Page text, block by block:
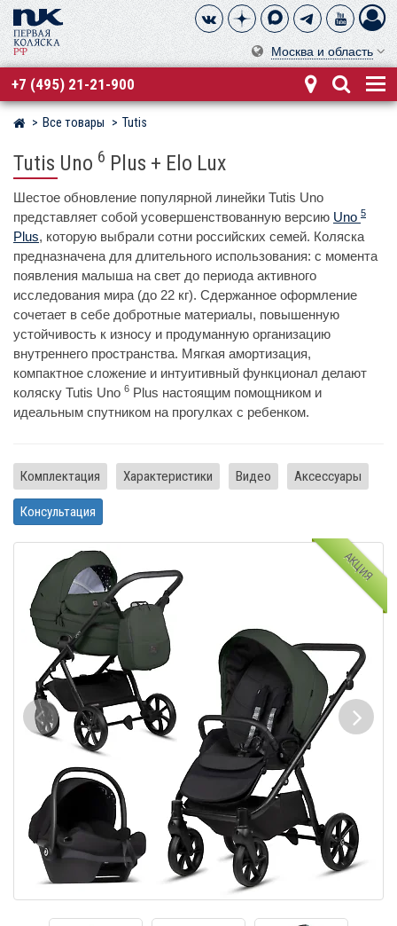
Москва и область
+7 (495) 21-21-900
Магазин детских колясок
Все товары Tutis
Tutis Uno 6 Plus + Elo Lux
Шестое обновление популярной линейки Tutis Uno
представляет собой усовершенствованную версию Uno 5
Plus, которую выбрали сотни российских семей. Коляска
предназначена для длительного использования: с момента
появления малыша на свет до периода активного
исследования мира (до 22 кг). Сдержанное оформление
сочетает в себе добротные материалы, повышенную
устойчивость к износу и продуманную организацию
внутреннего пространства. Мягкая амортизация,
компактное сложение и интуитивный функционал делают
коляску Tutis Uno 6 Plus настоящим помощником и
идеальным спутником на прогулках с ребенком.
Комплектация Характеристики Видео Аксессуары
Консультация
АКЦИЯ